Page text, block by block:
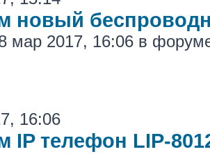
новый
мар 2017, 16:06 в
16:06
IP телефон LIP-